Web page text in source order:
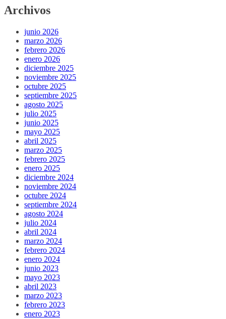
Archivos
junio 2026
marzo 2026
febrero 2026
enero 2026
diciembre 2025
noviembre 2025
octubre 2025
septiembre 2025
agosto 2025
julio 2025
junio 2025
mayo 2025
abril 2025
marzo 2025
febrero 2025
enero 2025
diciembre 2024
noviembre 2024
octubre 2024
septiembre 2024
agosto 2024
julio 2024
abril 2024
marzo 2024
febrero 2024
enero 2024
junio 2023
mayo 2023
abril 2023
marzo 2023
febrero 2023
enero 2023